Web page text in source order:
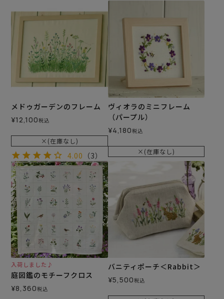
メドゥガーデンのフレーム
¥12,100税込
×(在庫なし)
4.00 （3）
ヴィオラのミニフレーム
（パープル）
¥4,180税込
×(在庫なし)
入荷しました♪
庭図鑑のモチーフクロス
¥8,360税込
バニティポーチ＜Rabbit＞
¥5,500税込